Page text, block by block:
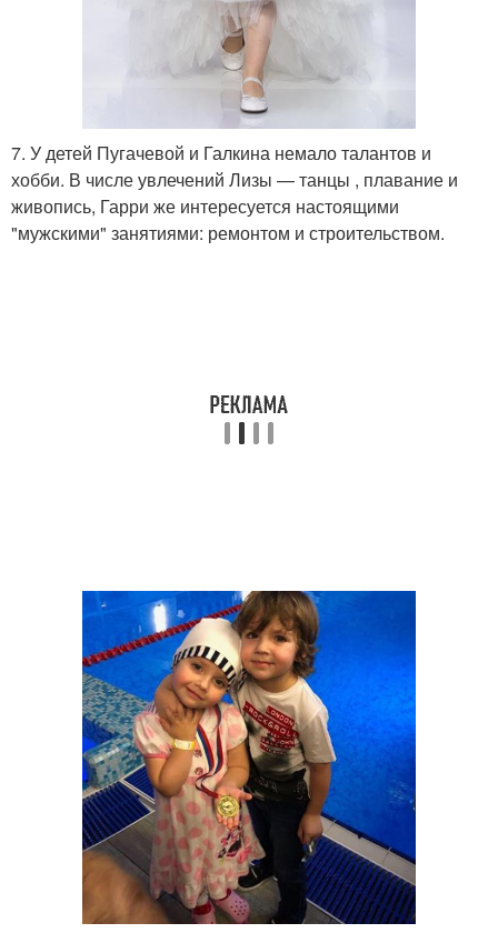
7. У детей Пугачевой и Галкина немало талантов и
хобби. В числе увлечений Лизы — танцы , плавание и
живопись, Гарри же интересуется настоящими
"мужскими" занятиями: ремонтом и строительством.